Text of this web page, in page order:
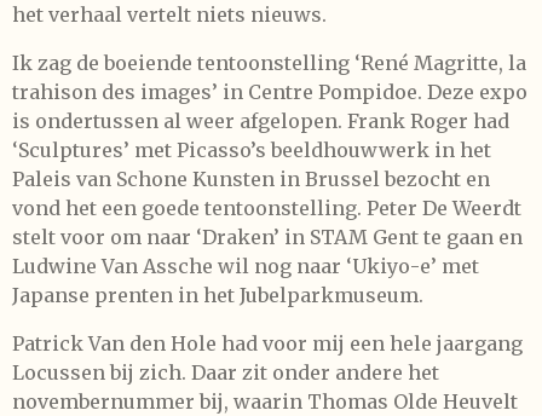
het verhaal vertelt niets nieuws.
Ik zag de boeiende tentoonstelling ‘René Magritte, la
trahison des images’ in Centre Pompidoe. Deze expo
is ondertussen al weer afgelopen. Frank Roger had
‘Sculptures’ met Picasso’s beeldhouwwerk in het
Paleis van Schone Kunsten in Brussel bezocht en
vond het een goede tentoonstelling. Peter De Weerdt
stelt voor om naar ‘Draken’ in STAM Gent te gaan en
Ludwine Van Assche wil nog naar ‘Ukiyo-e’ met
Japanse prenten in het Jubelparkmuseum.
Patrick Van den Hole had voor mij een hele jaargang
Locussen bij zich. Daar zit onder andere het
novembernummer bij, waarin Thomas Olde Heuvelt